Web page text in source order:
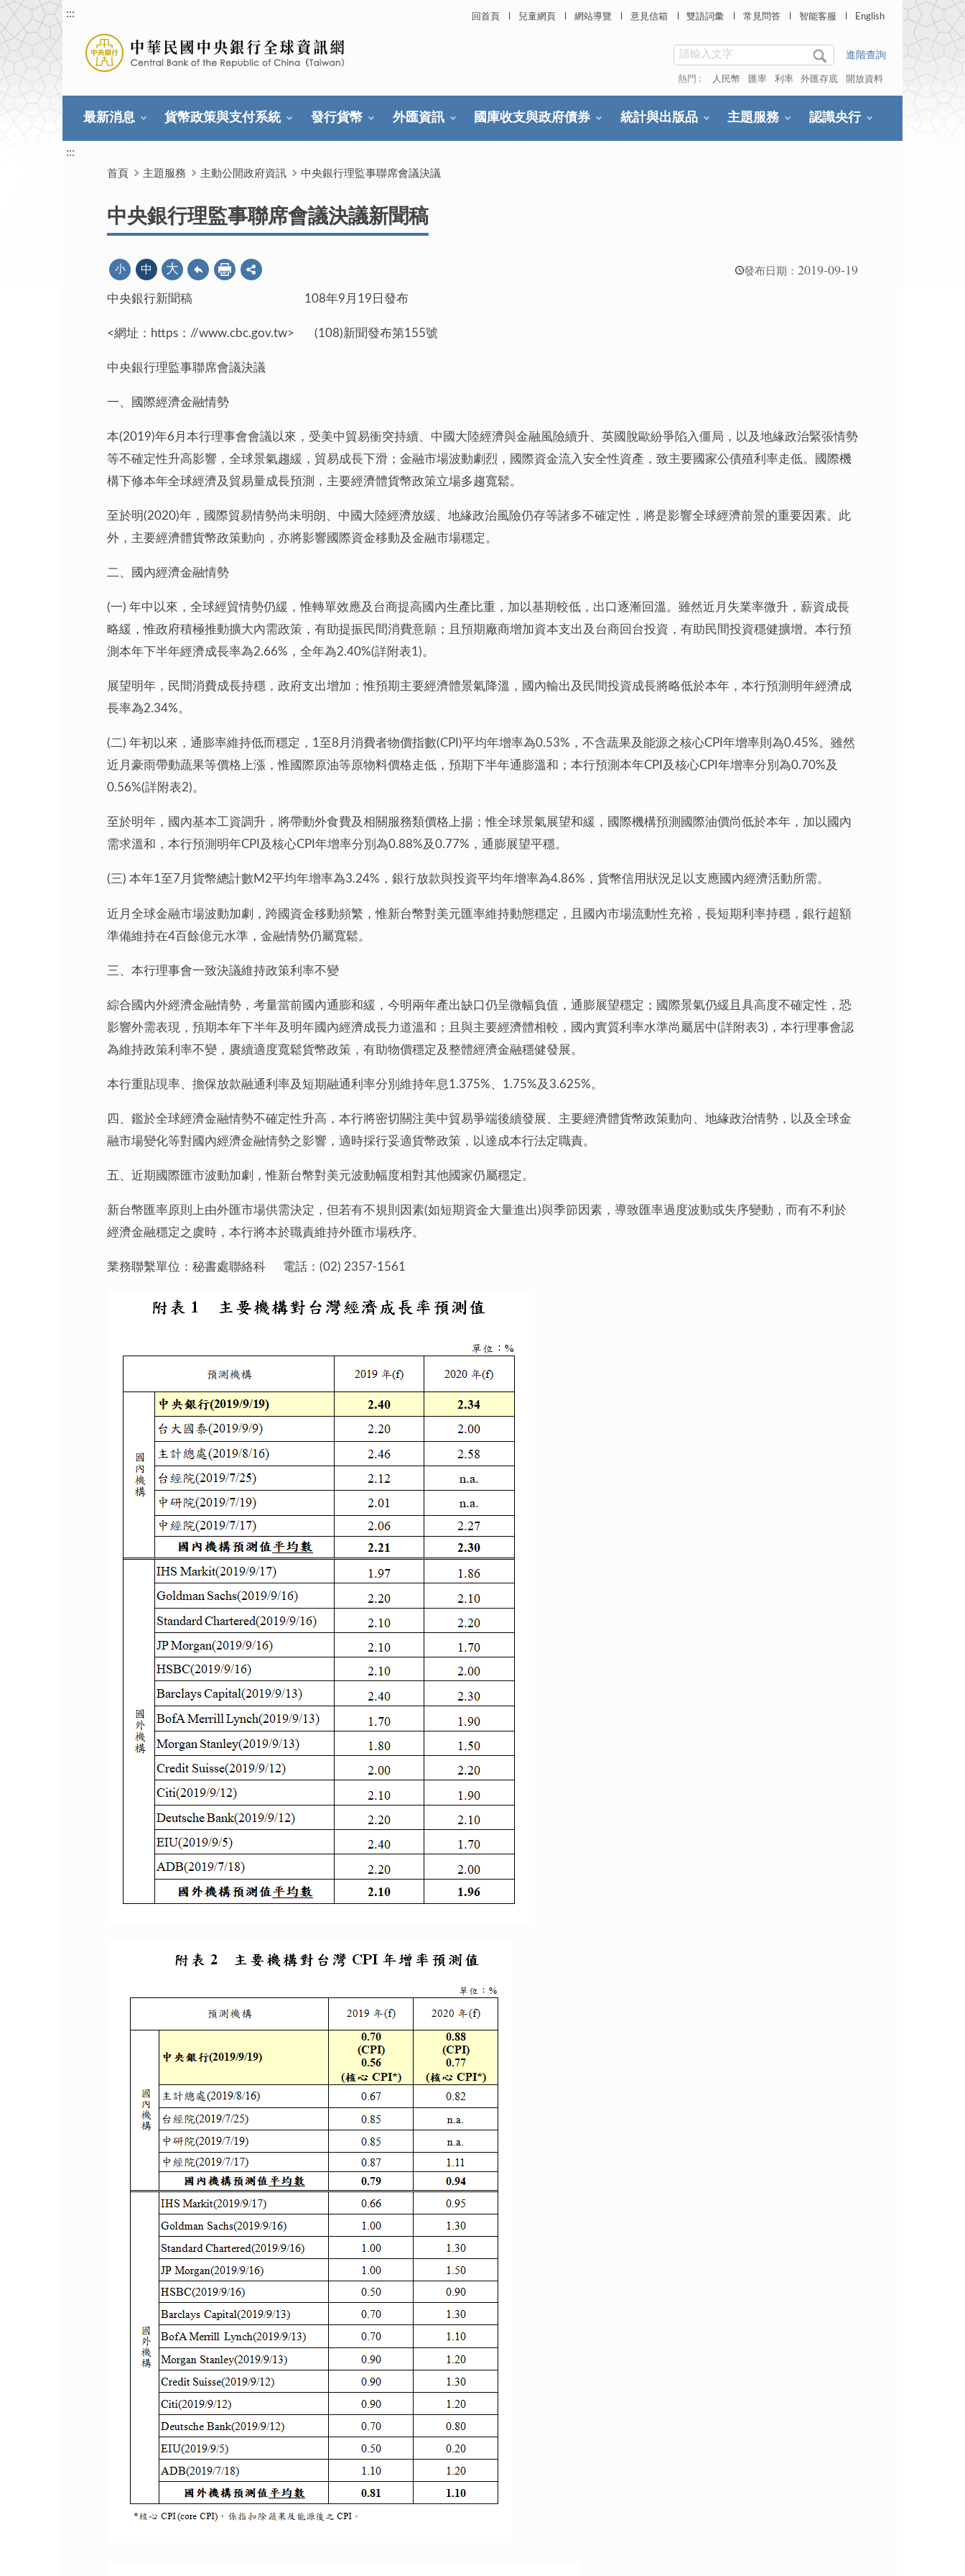
回首頁 兒童網頁 網站導覽 意見信箱 雙語詞彙 常見問答 智能客服 English
:::
進階查詢
熱門 : 人民幣 匯率 利率 外匯存底 開放資料
最新消息 貨幣政策與支付系統 發行貨幣 外匯資訊 國庫收支與政府債券 統計與出版品 主題服務 認識央行
:::
首頁 主題服務 主動公開政府資訊 中央銀行理監事聯席會議決議
中央銀行理監事聯席會議決議新聞稿
發布日期： 2019-09-19
小 中 大
中央銀行新聞稿 108年9月19日發布
<網址：https：//www.cbc.gov.tw> (108)新聞發布第155號
中央銀行理監事聯席會議決議
一、國際經濟金融情勢
本(2019)年6月本行理事會會議以來，受美中貿易衝突持續、中國大陸經濟與金融風險續升、英國脫歐紛爭陷入僵局，以及地緣政治緊張情勢
等不確定性升高影響，全球景氣趨緩，貿易成長下滑；金融市場波動劇烈，國際資金流入安全性資產，致主要國家公債殖利率走低。國際機
構下修本年全球經濟及貿易量成長預測，主要經濟體貨幣政策立場多趨寬鬆。
至於明(2020)年，國際貿易情勢尚未明朗、中國大陸經濟放緩、地緣政治風險仍存等諸多不確定性，將是影響全球經濟前景的重要因素。此
外，主要經濟體貨幣政策動向，亦將影響國際資金移動及金融市場穩定。
二、國內經濟金融情勢
(一) 年中以來，全球經貿情勢仍緩，惟轉單效應及台商提高國內生產比重，加以基期較低，出口逐漸回溫。雖然近月失業率微升，薪資成長
略緩，惟政府積極推動擴大內需政策，有助提振民間消費意願；且預期廠商增加資本支出及台商回台投資，有助民間投資穩健擴增。本行預
測本年下半年經濟成長率為2.66%，全年為2.40%(詳附表1)。
展望明年，民間消費成長持穩，政府支出增加；惟預期主要經濟體景氣降溫，國內輸出及民間投資成長將略低於本年，本行預測明年經濟成
長率為2.34%。
(二) 年初以來，通膨率維持低而穩定，1至8月消費者物價指數(CPI)平均年增率為0.53%，不含蔬果及能源之核心CPI年增率則為0.45%。雖然
近月豪雨帶動蔬果等價格上漲，惟國際原油等原物料價格走低，預期下半年通膨溫和；本行預測本年CPI及核心CPI年增率分別為0.70%及
0.56%(詳附表2)。
至於明年，國內基本工資調升，將帶動外食費及相關服務類價格上揚；惟全球景氣展望和緩，國際機構預測國際油價尚低於本年，加以國內
需求溫和，本行預測明年CPI及核心CPI年增率分別為0.88%及0.77%，通膨展望平穩。
(三) 本年1至7月貨幣總計數M2平均年增率為3.24%，銀行放款與投資平均年增率為4.86%，貨幣信用狀況足以支應國內經濟活動所需。
近月全球金融市場波動加劇，跨國資金移動頻繁，惟新台幣對美元匯率維持動態穩定，且國內市場流動性充裕，長短期利率持穩，銀行超額
準備維持在4百餘億元水準，金融情勢仍屬寬鬆。
三、本行理事會一致決議維持政策利率不變
綜合國內外經濟金融情勢，考量當前國內通膨和緩，今明兩年產出缺口仍呈微幅負值，通膨展望穩定；國際景氣仍緩且具高度不確定性，恐
影響外需表現，預期本年下半年及明年國內經濟成長力道溫和；且與主要經濟體相較，國內實質利率水準尚屬居中(詳附表3)，本行理事會認
為維持政策利率不變，賡續適度寬鬆貨幣政策，有助物價穩定及整體經濟金融穩健發展。
本行重貼現率、擔保放款融通利率及短期融通利率分別維持年息1.375%、1.75%及3.625%。
四、鑑於全球經濟金融情勢不確定性升高，本行將密切關注美中貿易爭端後續發展、主要經濟體貨幣政策動向、地緣政治情勢，以及全球金
融市場變化等對國內經濟金融情勢之影響，適時採行妥適貨幣政策，以達成本行法定職責。
五、近期國際匯市波動加劇，惟新台幣對美元波動幅度相對其他國家仍屬穩定。
新台幣匯率原則上由外匯市場供需決定，但若有不規則因素(如短期資金大量進出)與季節因素，導致匯率過度波動或失序變動，而有不利於
經濟金融穩定之虞時，本行將本於職責維持外匯市場秩序。
業務聯繫單位：秘書處聯絡科 電話：(02) 2357-1561